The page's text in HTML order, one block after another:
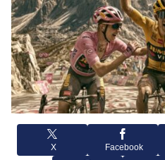
X Facebook